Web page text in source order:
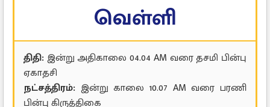
வெள்ளி
திதி: இன்று அதிகாலை 04.04 AM வரை தசமி பின்பு
ஏகாதசி
நட்சத்திரம்: இன்று காலை 10.07 AM வரை பரணி
பின்பு கிருத்திகை